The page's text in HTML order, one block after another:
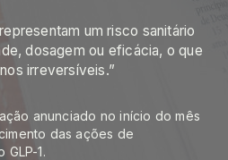
um risco sanitário
dosagem ou eficácia, o que
irreversíveis.”
anunciado no início do mês
das ações de
1.